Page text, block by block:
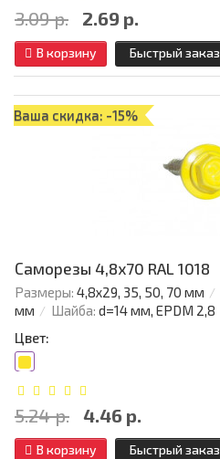
3.09 р. 2.69 р.
В корзину Быстрый заказ
Ваша скидка: -15%
Саморезы 4,8х70 RAL 1018
Размеры: 4,8х29, 35, 50, 70 мм
мм
Шайба: d=14 мм, EPDM 2,8
Цвет:
5.24 р. 4.46 р.
В корзину Быстрый заказ